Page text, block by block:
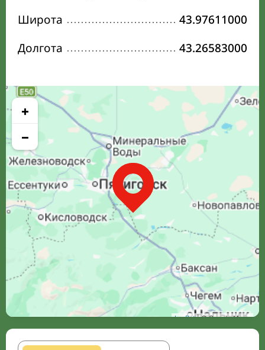
Широта
43.97611000
Долгота
43.26583000
+
−
Leaflet| © Google Maps